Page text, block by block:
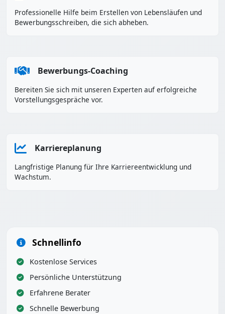
Professionelle Hilfe beim Erstellen von Lebensläufen und
Bewerbungsschreiben, die sich abheben.
Bewerbungs-Coaching
Bereiten Sie sich mit unseren Experten auf erfolgreiche
Vorstellungsgespräche vor.
Karriereplanung
Langfristige Planung für Ihre Karriereentwicklung und
Wachstum.
Schnellinfo
Kostenlose Services
Persönliche Unterstützung
Erfahrene Berater
Schnelle Bewerbung